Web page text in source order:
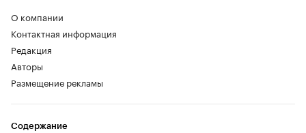
О компании
Контактная информация
Редакция
Авторы
Размещение рекламы
Содержание